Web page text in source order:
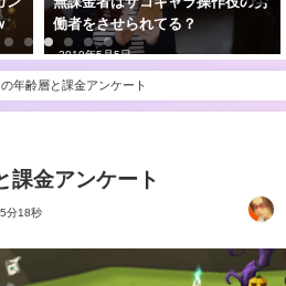
働者をさせられてる？
2019年5月5日
年齢層と課金アンケート
課金アンケート
5分18秒